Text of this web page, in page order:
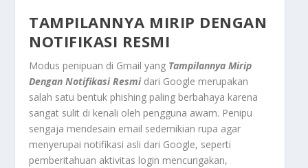
TAMPILANNYA MIRIP DENGAN
NOTIFIKASI RESMI
Modus penipuan di Gmail yang Tampilannya Mirip
Dengan Notifikasi Resmidari Google merupakan
salah satu bentuk phishing paling berbahaya karena
sangat sulit di kenali oleh pengguna awam. Penipu
sengaja mendesain email sedemikian rupa agar
menyerupai notifikasi asli dari Google, seperti
pemberitahuan aktivitas login mencurigakan,